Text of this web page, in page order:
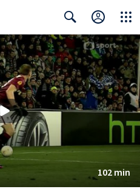
Search Close
102 min